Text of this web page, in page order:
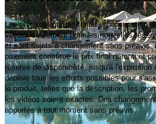
Les prix sont par personne en occupation
valides seulement pour les nouvelles
et sont sujets à changement sans préavis.
paiement constitue le prix final garanti et
réserve de disponibilité, jusqu'à
déploie tous les efforts possibles pour
le produit, telles que la description, les
les vidéos soient exactes. Des
apportés à tout moment sans préavis.